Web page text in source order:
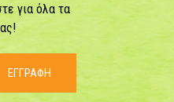
για όλα τα
ΕΓΓΡΑΦΗ